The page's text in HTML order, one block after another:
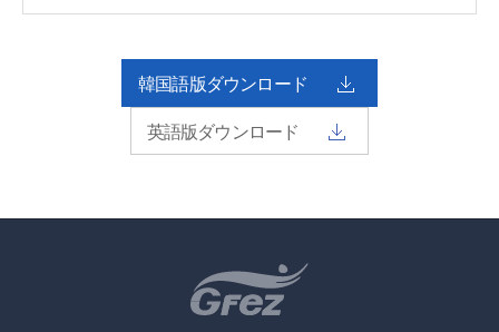
韓国語版ダウンロード
英語版ダウンロード